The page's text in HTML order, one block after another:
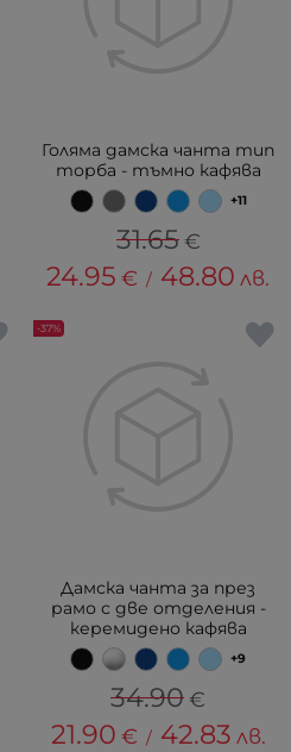
Голяма дамска чанта тип
торба - тъмно кафява
+11
31.65 €
24.95 € / 48.80 лв.
Дамска чанта за през
рамо с две отделения -
керемидено кафява
+9
34.90€
21.90 € / 42.83 лв.
-37%